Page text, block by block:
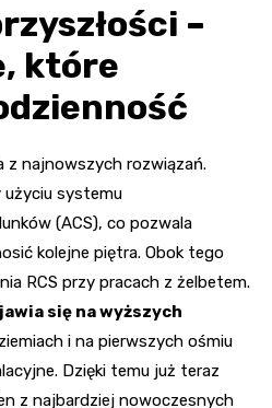
–
które
z najnowszych rozwiązań.
systemu
(ACS), co pozwala
kolejne piętra. Obok tego
RCS przy pracach z żelbetem.
się na wyższych
i na pierwszych ośmiu
Dzięki temu już teraz
z najbardziej nowoczesnych